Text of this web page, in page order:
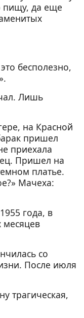
пищу, да еще
бесполезно,
Лишь
на Красной
пришел
приехала
Пришел на
платье.
Мачеха:
года, в
месяцев
со
После июля
трагическая,